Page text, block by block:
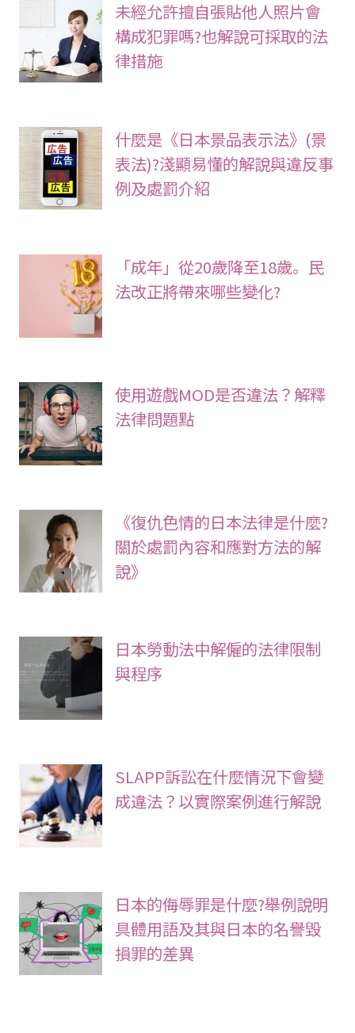
未經允許擅自張貼他人照片會
構成犯罪嗎?也解說可採取的法
律措施
什麼是《日本景品表示法》(景
表法)?淺顯易懂的解說與違反事
例及處罰介紹
「成年」從20歲降至18歲。民
法改正將帶來哪些變化?
使用遊戲MOD是否違法？解釋
法律問題點
《復仇色情的日本法律是什麼?
關於處罰內容和應對方法的解
說》
日本勞動法中解僱的法律限制
與程序
SLAPP訴訟在什麼情況下會變
成違法？以實際案例進行解說
日本的侮辱罪是什麼?舉例說明
具體用語及其與日本的名譽毀
損罪的差異